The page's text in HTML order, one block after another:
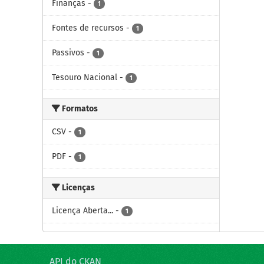
Finanças - 1
Fontes de recursos - 1
Passivos - 1
Tesouro Nacional - 1
Formatos
CSV - 1
PDF - 1
Licenças
Licença Aberta... - 1
API do CKAN